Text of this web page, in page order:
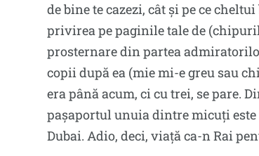
de bine te cazezi, cât și pe ce
privirea pe paginile tale de
prosternare din partea
copii după ea (mie mi-e greu sau
era până acum, ci cu trei, se pare.
pașaportul unuia dintre micuți
Dubai. Adio, deci, viață ca-n Rai